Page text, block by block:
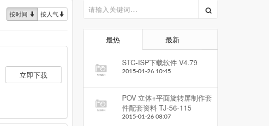
按时间 按人气
立即下载
最热 最新
STC-ISP下载软件 V4.79
2015-01-26 10:45
POV 立体+平面旋转屏制作套
件配套资料 TJ-56-115
2015-01-26 08:07